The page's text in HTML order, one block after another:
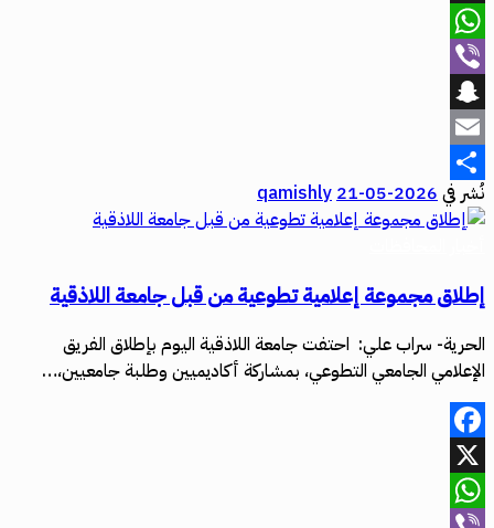
X
WhatsApp
Viber
Snapchat
Email
Share
نُشر في2026-05-21
qamishly
إطلاق مجموعة إعلامية تطوعية من قبل جامعة اللاذقية
الحرية- سراب علي: احتفت جامعة اللاذقية اليوم بإطلاق الفريق
الإعلامي الجامعي التطوعي، بمشاركة أكاديميين وطلبة جامعيين،…
Facebook
X